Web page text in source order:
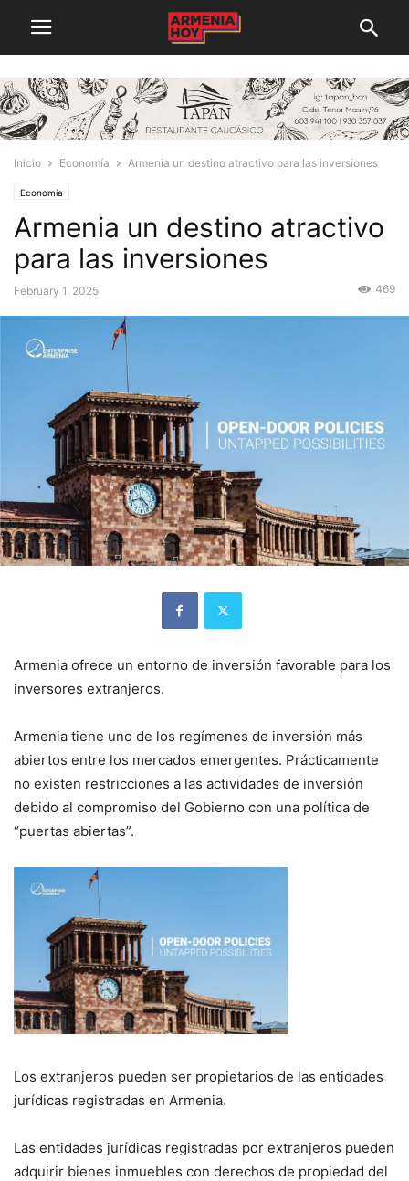
Inicio Economía Armenia un destino atractivo para las inversiones
Economía
Armenia un destino atractivo
para las inversiones
February 1, 2025 469
Armenia ofrece un entorno de inversión favorable para los
inversores extranjeros.
Armenia tiene uno de los regímenes de inversión más
abiertos entre los mercados emergentes. Prácticamente
no existen restricciones a las actividades de inversión
debido al compromiso del Gobierno con una política de
“puertas abiertas”.
Los extranjeros pueden ser propietarios de las entidades
jurídicas registradas en Armenia.
Las entidades jurídicas registradas por extranjeros pueden
adquirir bienes inmuebles con derechos de propiedad del